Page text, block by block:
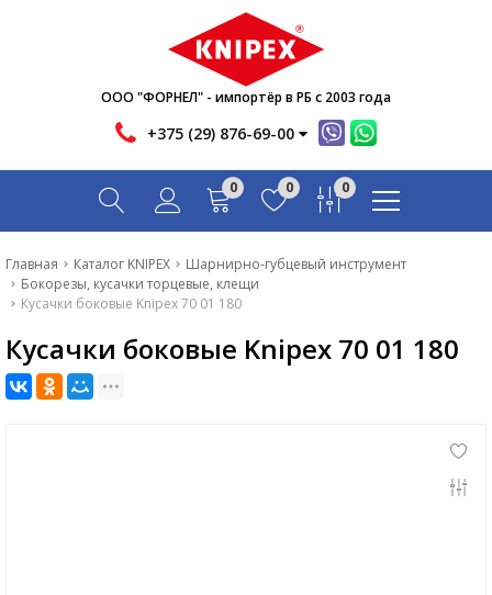
ООО "ФОРНЕЛ" - импортёр в РБ с 2003 года
+375 (29) 876-69-00
Каталог
Новости
0 0 0
Главная Каталог KNIPEX
Шарнирно-губцевый инструмент
Бокорезы, кусачки торцевые, клещи
Кусачки боковые Knipex 70 01 180
Кусачки боковые Knipex 70 01 180
Новости
Акции
Инфо
Контакты
Вопрос-ответ